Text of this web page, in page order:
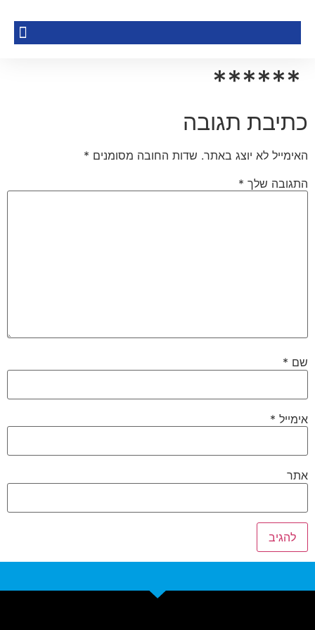
******
כתיבת תגובה
האימייל לא יוצג באתר. שדות החובה מסומנים *
התגובה שלך *
שם *
אימייל *
אתר